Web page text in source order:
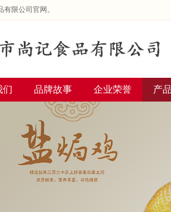
限公司官网。
们 品牌故事 企业荣誉 产